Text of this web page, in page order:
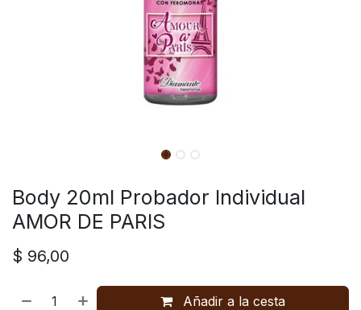
Body 20ml Probador Individual
AMOR DE PARIS
$ 96,00
Añadir a la cesta